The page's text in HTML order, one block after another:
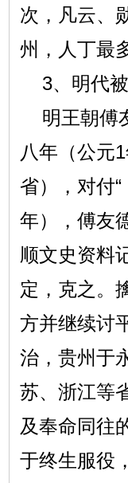
次，凡云、
州，人丁最
3、明代被
明王朝傅
八年（公元
省），对付
年），傅友
顺文史资料
定，克之。
方并继续讨
治，贵州于
苏、浙江等
及奉命同往
于终生服役